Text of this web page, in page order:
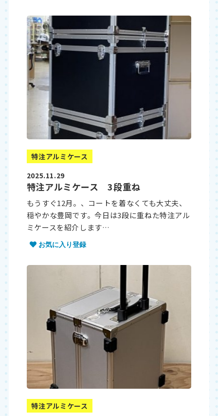
特注アルミケース
2025.11.29
特注アルミケース 3段重ね
もうすぐ12月。、コートを着なくても大丈夫、
穏やかな豊岡です。今日は3段に重ねた特注アル
ミケースを紹介します…
お気に入り登録
特注アルミケース